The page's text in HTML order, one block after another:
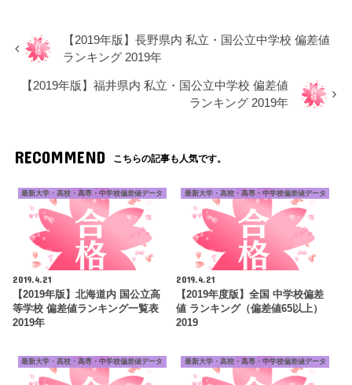
【2019年版】長野県内 私立・国公立中学校 偏差値
ランキング 2019年
【2019年版】福井県内 私立・国公立中学校 偏差値
ランキング 2019年
RECOMMEND こちらの記事も人気です。
最新大学・高校・高専・中学校偏差値データ
2019.4.21
【2019年版】北海道内 国公立高
等学校 偏差値ランキング一覧表
2019年
最新大学・高校・高専・中学校偏差値データ
2019.4.21
【2019年度版】全国 中学校偏差
値 ランキング（偏差値65以上）
2019
最新大学・高校・高専・中学校偏差値データ 最新大学・高校・高専・中学校偏差値データ